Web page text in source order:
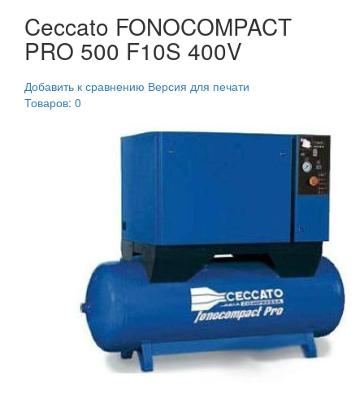
Ceccato FONOCOMPACT
PRO 500 F10S 400V
Добавить к сравнению Версия для печати
Товаров: 0